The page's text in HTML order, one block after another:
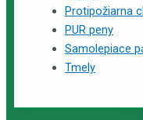
Protipožiarna
PUR peny
Samolepiace
Tmely